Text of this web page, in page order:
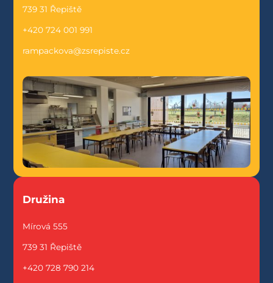
739 31 Řepiště
+420 724 001 991
rampackova@zsrepiste.cz
Družina
Mírová 555
739 31 Řepiště
+420 728 790 214